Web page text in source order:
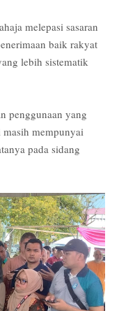
melepasi sasaran
baik rakyat
lebih sistematik
penggunaan yang
mempunyai
pada sidang